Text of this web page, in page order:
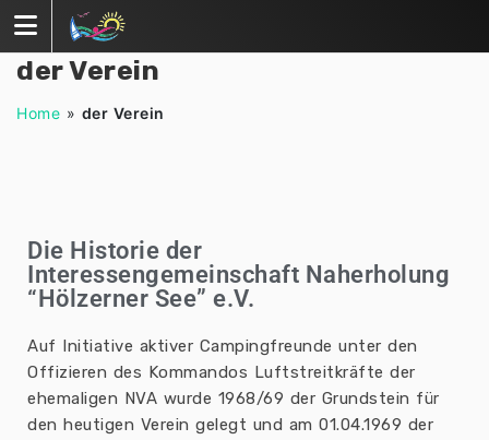
der Verein
Home » der Verein
Die Historie der
Interessengemeinschaft Naherholung
“Hölzerner See” e.V.
Auf Initiative aktiver Campingfreunde unter den
Offizieren des Kommandos Luftstreitkräfte der
ehemaligen NVA wurde 1968/69 der Grundstein für
den heutigen Verein gelegt und am 01.04.1969 der